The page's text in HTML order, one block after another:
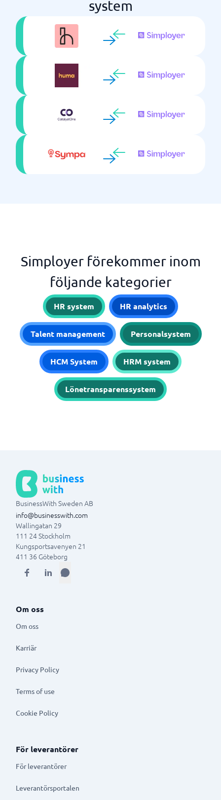
system
Simployer förekommer inom
följande kategorier
HR system HR analytics
Talent management Personalsystem
HCM System HRM system
Lönetransparenssystem
BusinessWith Sweden AB
info@businesswith.com
Wallingatan 29
111 24Stockholm
Kungsportsavenyen 21
411 36 Göteborg
Om oss
Om oss
Karriär
Privacy Policy
Terms of use
Cookie Policy
För leverantörer
För leverantörer
Leverantörsportalen